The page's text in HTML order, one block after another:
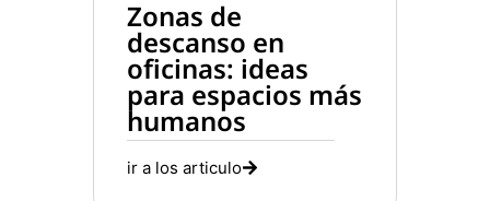
Zonas de
descanso en
oficinas: ideas
para espacios más
humanos
ir a los articulo